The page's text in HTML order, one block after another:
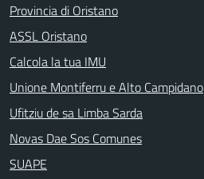
Provincia di Oristano
ASSL Oristano
Calcola la tua IMU
Unione Montiferru e Alto Campidano
Ufitziu de sa Limba Sarda
Novas Dae Sos Comunes
SUAPE